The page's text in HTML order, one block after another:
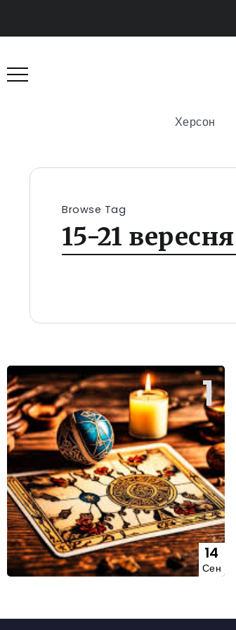
Херсон
Browse Tag
15-21 вересня
14
Сен